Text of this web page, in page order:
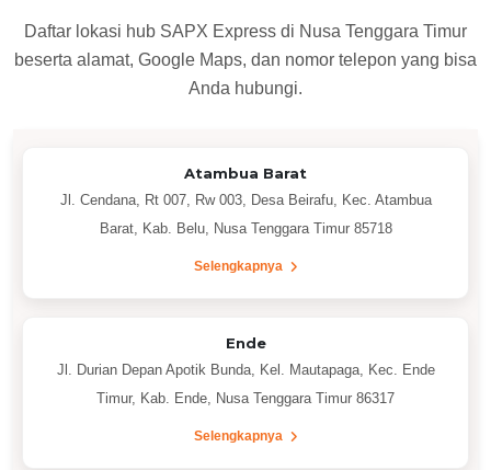
Daftar lokasi hub SAPX Express di Nusa Tenggara Timur
beserta alamat, Google Maps, dan nomor telepon yang bisa
Anda hubungi.
Atambua Barat
Jl. Cendana, Rt 007, Rw 003, Desa Beirafu, Kec. Atambua
Barat, Kab. Belu, Nusa Tenggara Timur 85718
Selengkapnya
Ende
Jl. Durian Depan Apotik Bunda, Kel. Mautapaga, Kec. Ende
Timur, Kab. Ende, Nusa Tenggara Timur 86317
Selengkapnya